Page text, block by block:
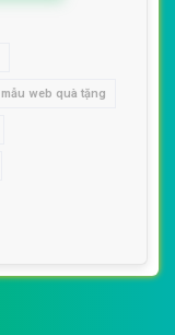
mẫu web quà tặng